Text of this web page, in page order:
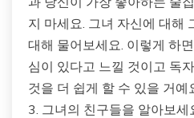
지 마세요. 그녀 자신에 대해
대해 물어보세요. 이렇게 하
심이 있다고 느낄 것이고 독
것을 더 쉽게 할 수 있을 거예
3. 그녀의 친구들을 알아보